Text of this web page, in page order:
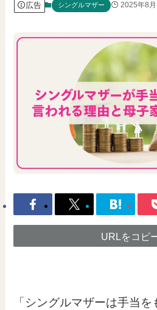
広告 シングルマザー 2025年8月
URLをコピ
「シングルマザーは手当